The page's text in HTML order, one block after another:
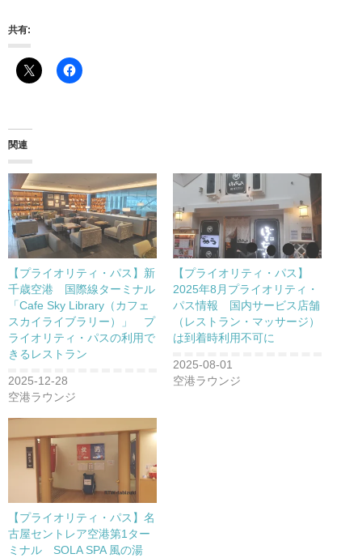
共有:
関連
【プライオリティ・パス】新
千歳空港 国際線ターミナル
「Cafe Sky Library（カフェ
スカイライブラリー）」 プ
ライオリティ・パスの利用で
きるレストラン
2025-12-28
空港ラウンジ
【プライオリティ・パス】
2025年8月プライオリティ・
パス情報 国内サービス店舗
（レストラン・マッサージ）
は到着時利用不可に
2025-08-01
空港ラウンジ
【プライオリティ・パス】名
古屋セントレア空港第1ター
ミナル SOLA SPA 風の湯